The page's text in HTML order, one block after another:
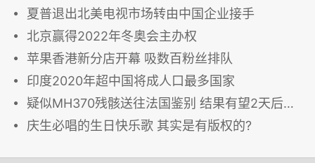
夏普退出北美电视市场转由中国企业接手
北京赢得2022年冬奥会主办权
苹果香港新分店开幕 吸数百粉丝排队
印度2020年超中国将成人口最多国家
疑似MH370残骸送往法国鉴别 结果有望2天后得出
庆生必唱的生日快乐歌 其实是有版权的?